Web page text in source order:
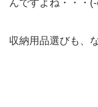
んですよね・・・
収納用品選びも、